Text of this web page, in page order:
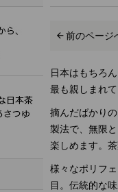
前のページ
日本はもちろ
最も親しまれ
摘んだばかり
製法で、無限
楽しめます。
様々なポリフ
目。伝統的な